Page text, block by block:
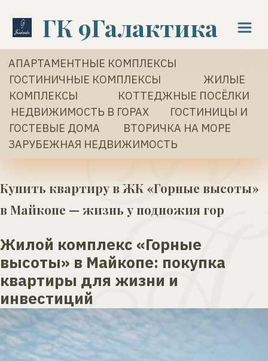
ГК 9Галактика
АПАРТАМЕНТНЫЕ КОМПЛЕКСЫ
ГОСТИНИЧНЫЕ КОМПЛЕКСЫ
ЖИЛЫЕ
КОМПЛЕКСЫ
КОТТЕДЖНЫЕ ПОСЁЛКИ
НЕДВИЖИМОСТЬ В ГОРАХ
ГОСТИНИЦЫ И
ГОСТЕВЫЕ ДОМА
ЗАРУБЕЖНАЯ НЕДВИЖИМОСТЬ
Купить квартиру в ЖК «Горные высоты»
в Майкопе — жизнь у подножия гор
Жилой комплекс «Горные
высоты» в Майкопе: покупка
квартиры для жизни и
инвестиций